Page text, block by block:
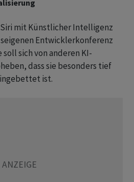
mit Künstlicher Intelligenz
Entwicklerkonferenz
soll sich von anderen KI-
dass sie besonders tief
ist.